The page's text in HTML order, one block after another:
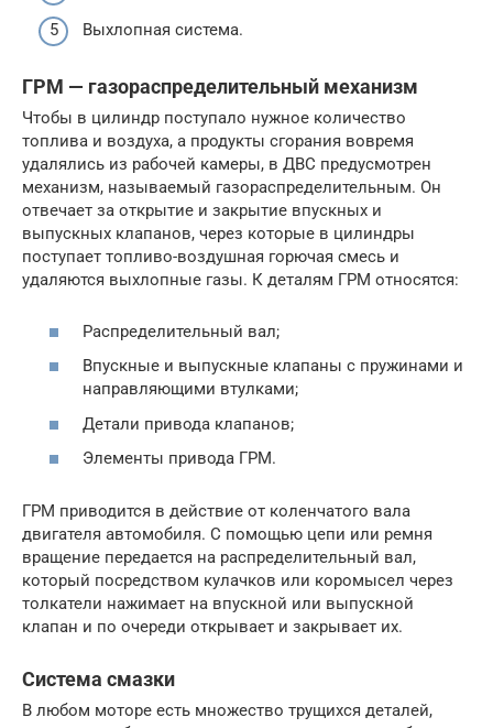
Выхлопная система.
ГРМ — газораспределительный механизм
Чтобы в цилиндр поступало нужное количество
топлива и воздуха, а продукты сгорания вовремя
удалялись из рабочей камеры, в ДВС предусмотрен
механизм, называемый газораспределительным. Он
отвечает за открытие и закрытие впускных и
выпускных клапанов, через которые в цилиндры
поступает топливо-воздушная горючая смесь и
удаляются выхлопные газы. К деталям ГРМ относятся:
Распределительный вал;
Впускные и выпускные клапаны с пружинами и
направляющими втулками;
Детали привода клапанов;
Элементы привода ГРМ.
ГРМ приводится в действие от коленчатого вала
двигателя автомобиля. С помощью цепи или ремня
вращение передается на распределительный вал,
который посредством кулачков или коромысел через
толкатели нажимает на впускной или выпускной
клапан и по очереди открывает и закрывает их.
Система смазки
В любом моторе есть множество трущихся деталей,